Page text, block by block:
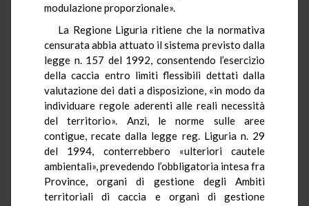
modulazione proporzionale».
La Regione Liguria ritiene che la normativa
censurata abbia attuato il sistema previsto dalla
legge n. 157 del 1992, consentendo l’esercizio
della caccia entro limiti flessibili dettati dalla
valutazione dei dati a disposizione, «in modo da
individuare regole aderenti alle reali necessità
del territorio». Anzi, le norme sulle aree
contigue, recate dalla legge reg. Liguria n. 29
del 1994, conterrebbero «ulteriori cautele
ambientali», prevedendo l’obbligatoria intesa fra
Province, organi di gestione degli Ambiti
territoriali di caccia e organi di gestione